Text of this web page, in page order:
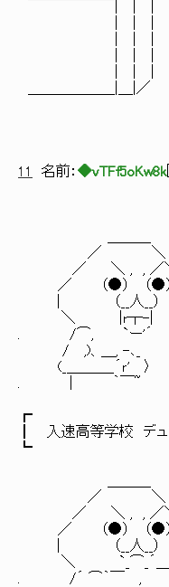
| | | | | [
＿＿＿＿＿＿|＿|
11 名前： ◆vTFf5oKw8k[
／ ＼
／ ＼ , , ／
／ （●） （
| （__人
＼ |r┬-| ,／､-
. /⌒, `ー'´ ＿
/ ,)、＿, -､
(_＿＿＿_´ｒ' 〉
┏
┃ 入速高等学校 デ
┗
／ ＼
／ ＼ , , ／
／ （●） （●） ＼
| （__人__
＼ `_⌒_´＿__ ＿_
. /´ ⌒｀￣ , ´